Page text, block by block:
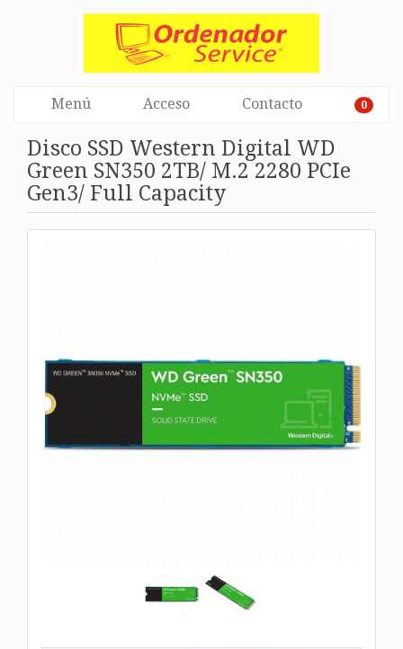
Menú Acceso Contacto 0
Disco SSD Western Digital WD
Green SN350 2TB/ M.2 2280 PCIe
Gen3/ Full Capacity